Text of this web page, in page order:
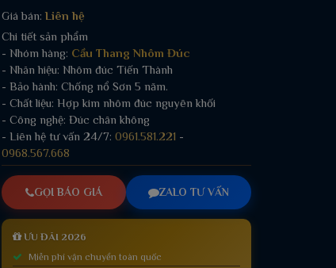
Giá bán: Liên hệ
Chi tiết sản phẩm
- Nhóm hàng: Cầu Thang Nhôm Đúc
- Nhãn hiệu: Nhôm đúc Tiến Thành
- Bảo hành: Chống nổ Sơn 5 năm.
- Chất liệu: Hợp kim nhôm đúc nguyên khối
- Công nghệ: Đúc chân không
- Liên hệ tư vấn 24/7: 0961.581.221 -
0968.567.668
GỌI BÁO GIÁ ZALO TƯ VẤN
ƯU ĐÃI 2026
Miễn phí vận chuyển toàn quốc